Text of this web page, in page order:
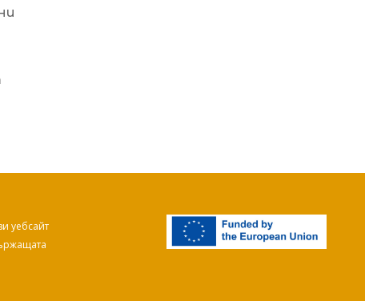
уебсайт